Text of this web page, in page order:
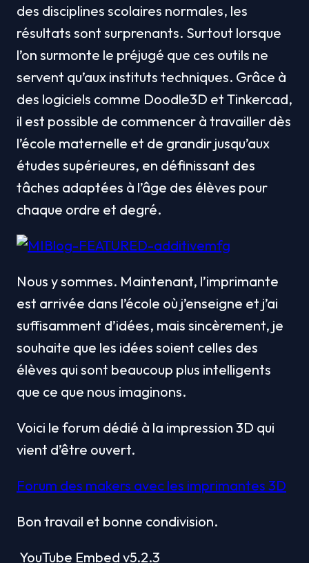
des disciplines scolaires normales, les
résultats sont surprenants. Surtout lorsque
l’on surmonte le préjugé que ces outils ne
servent qu’aux instituts techniques. Grâce à
des logiciels comme Doodle3D et Tinkercad,
il est possible de commencer à travailler dès
l’école maternelle et de grandir jusqu’aux
études supérieures, en définissant des
tâches adaptées à l’âge des élèves pour
chaque ordre et degré.
Nous y sommes. Maintenant, l’imprimante
est arrivée dans l’école où j’enseigne et j’ai
suffisamment d’idées, mais sincèrement, je
souhaite que les idées soient celles des
élèves qui sont beaucoup plus intelligents
que ce que nous imaginons.
Voici le forum dédié à la impression 3D qui
vient d’être ouvert.
Forum des makers avec les imprimantes 3D
Bon travail et bonne condivision.
YouTube Embed v5.2.3